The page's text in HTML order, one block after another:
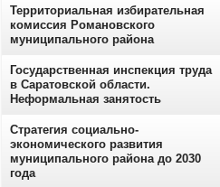
Территориальная избирательная
комиссия Романовского
муниципального района
Государственная инспекция труда
в Саратовской области.
Неформальная занятость
Стратегия социально-
экономического развития
муниципального района до 2030
года